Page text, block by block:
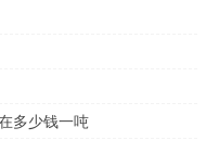
多少钱一吨